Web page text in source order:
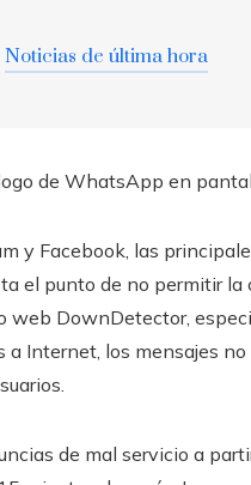
Noticias de última hora
de WhatsApp en
y Facebook, las
el punto de no permitir
web DownDetector,
a Internet, los mensajes
de mal servicio a